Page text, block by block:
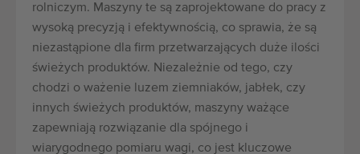
rolniczym. Maszyny te są zaprojektowane do pracy z
wysoką precyzją i efektywnością, co sprawia, że są
niezastąpione dla firm przetwarzających duże ilości
świeżych produktów. Niezależnie od tego, czy
chodzi o ważenie luzem ziemniaków, jabłek, czy
innych świeżych produktów, maszyny ważące
zapewniają rozwiązanie dla spójnego i
wiarygodnego pomiaru wagi, co jest kluczowe